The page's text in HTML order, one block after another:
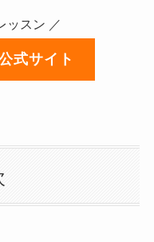
ッスン ／
式サイト